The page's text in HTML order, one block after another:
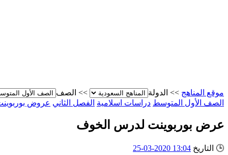
موقع المناهج >> الدولة >> الصف
الصف الأول المتوسط دراسات اسلامية الفصل الثاني عروض
عرض بوربوينت لدرس الخوف
🕒 التاريخ 13:04 2020-03-25